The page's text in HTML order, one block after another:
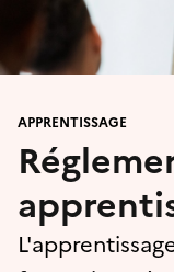
APPRENTISSAGE